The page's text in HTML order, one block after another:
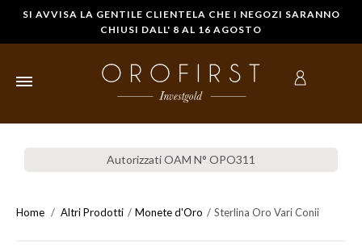
SI AVVISA LA GENTILE CLIENTELA CHE I NEGOZI SARANNO
CHIUSI DALL' 8 AL 16 AGOSTO
D'ORO
STERLINE IN
Autorizzati OAM N° OPO311
Home Altri Prodotti Monete d'Oro Sterlina Oro Vari Conii